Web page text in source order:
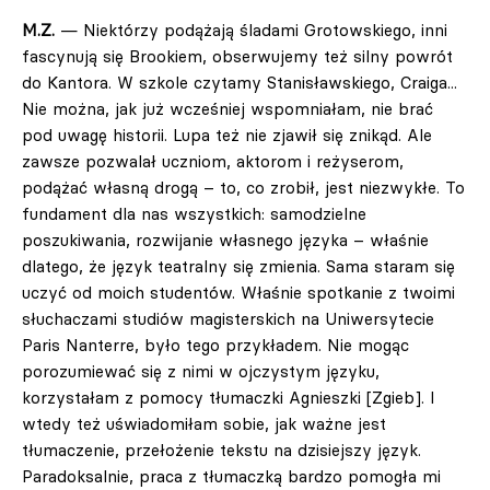
M.Z. — Niektórzy podążają śladami Grotowskiego, inni
fascynują się Brookiem, obserwujemy też silny powrót
do Kantora. W szkole czytamy Stanisławskiego, Craiga...
Nie można, jak już wcześniej wspomniałam, nie brać
pod uwagę historii. Lupa też nie zjawił się znikąd. Ale
zawsze pozwalał uczniom, aktorom i reżyserom,
podążać własną drogą – to, co zrobił, jest niezwykłe. To
fundament dla nas wszystkich: samodzielne
poszukiwania, rozwijanie własnego języka – właśnie
dlatego, że język teatralny się zmienia. Sama staram się
uczyć od moich studentów. Właśnie spotkanie z twoimi
słuchaczami studiów magisterskich na Uniwersytecie
Paris Nanterre, było tego przykładem. Nie mogąc
porozumiewać się z nimi w ojczystym języku,
korzystałam z pomocy tłumaczki Agnieszki [Zgieb]. I
wtedy też uświadomiłam sobie, jak ważne jest
tłumaczenie, przełożenie tekstu na dzisiejszy język.
Paradoksalnie, praca z tłumaczką bardzo pomogła mi